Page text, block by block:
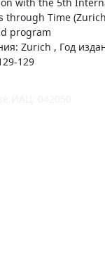
through Time
program
Zurich , Год
129